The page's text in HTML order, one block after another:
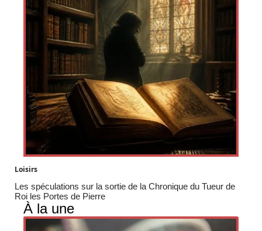
Loisirs
Les spéculations sur la sortie de la Chronique du Tueur de
Roi les Portes de Pierre
À la une